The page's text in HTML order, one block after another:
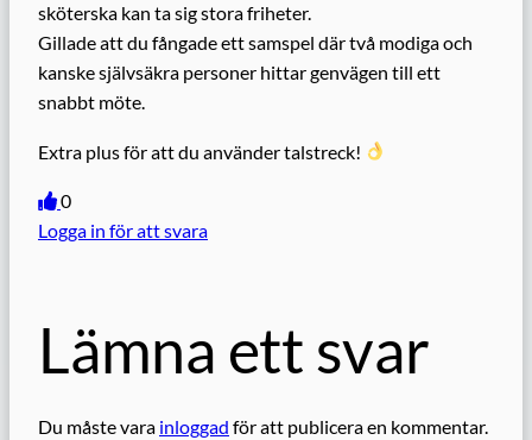
sköterska kan ta sig stora friheter.
Gillade att du fångade ett samspel där två modiga och
kanske självsäkra personer hittar genvägen till ett
snabbt möte.
Extra plus för att du använder talstreck!
0
Logga in för att svara
Lämna ett svar
Du måste vara inloggad för att publicera en kommentar.